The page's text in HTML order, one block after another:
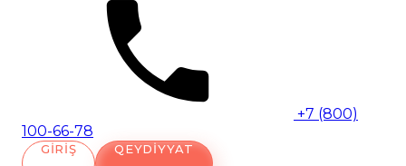
+7 (800)
100-66-78
GIRIŞ QEYDIYYAT